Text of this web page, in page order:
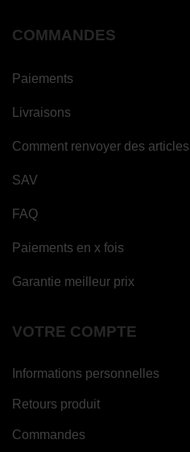
COMMANDES
Paiements
Livraisons
Comment renvoyer des articles
SAV
FAQ
Paiements en x fois
Garantie meilleur prix
VOTRE COMPTE
Informations personnelles
Retours produit
Commandes